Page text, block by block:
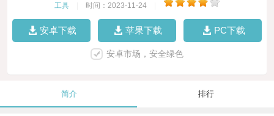
工具 时间：2023-11-24
安卓下载 苹果下载 PC下载
安卓市场，安全绿色
简介 排行